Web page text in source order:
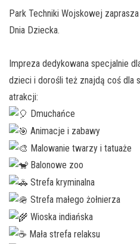
Park Techniki Wojskowej
Dnia Dziecka.
Impreza dedykowana specjalnie
dzieci i dorośli też znajdą coś dla
atrakcji:
Dmuchańce
Animacje i zabawy
Malowanie twarzy i tatuaże
Balonowe zoo
Strefa kryminalna
Strefa małego żołnierza
Wioska indiańska
Mała strefa relaksu